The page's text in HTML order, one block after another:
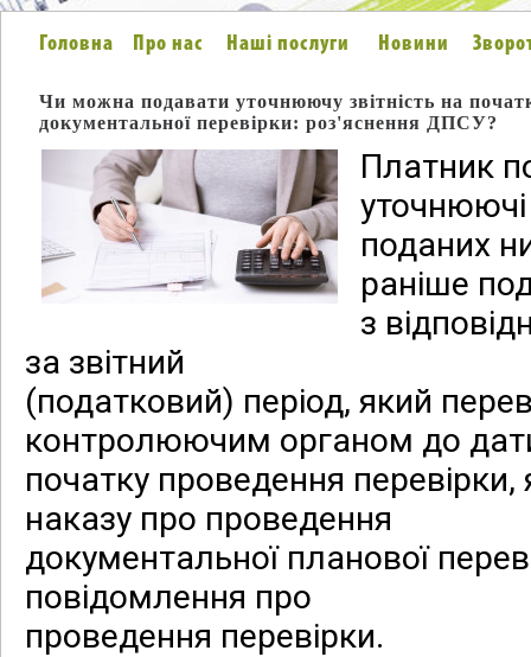
Головна Про нас Наші послуги Новини
Чи можна подавати уточнюючу звітність на
документальної перевірки: роз'яснення ДПСУ?
Платник
поданих
раніше
з
за звітний
(податковий) період, який
контролюючим органом до
початку проведення перевірки,
наказу про проведення
документальної планової
повідомлення про
проведення перевірки.